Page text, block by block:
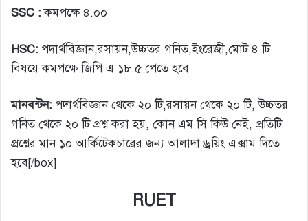
SSC :কমপক্ষে ৪.০০
HSC: পদার্থবিজ্ঞান,রসায়ন,উচ্চতর গনিত,ইংরেজী,মোট ৪ টি
বিষয়ে কমপক্ষে জিপি এ ১৮.৫ পেতে হবে
মানবন্টন: পদার্থবিজ্ঞান থেকে ২০ টি,রসায়ন থেকে ২০ টি, উচ্চতর
গনিত থেকে ২০ টি প্রশ্ন করা হয়, কোন এম সি কিউ নেই, প্রতিটি
প্রশ্নের মান ১০ আর্কিটেকচারের জন্য আলাদা ড্রয়িং এক্সাম দিতে
হবে[/box]
RUET